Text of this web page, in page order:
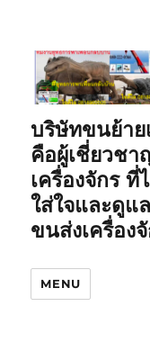
บริษัทขนย้าย
คือผู้เชี่ยวชา
เครื่องจักร ที่
ใส่ใจและดูแ
ขนส่งเครื่อง
MENU